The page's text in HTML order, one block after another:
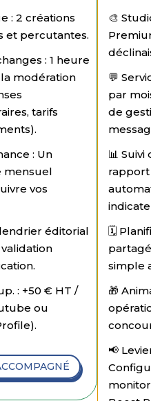
: 2 créations
et percutantes.
: 1 heure
modération
tarifs
: Un
mensuel
vos
éditorial
: +50 € HT /
ou
🎨
💬
par
de
📊
🗓️
simple
🎁
📢